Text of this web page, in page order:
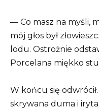
— Co masz na myśli,
mój głos był
lodu. Ostrożnie
Porcelana miękko
W końcu się
skrywana duma i